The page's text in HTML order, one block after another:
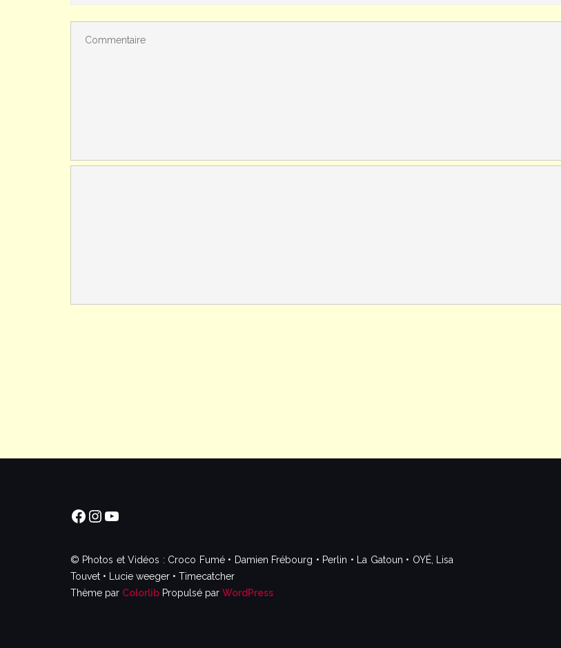
Facebook
Instagram
YouTube
© Photos et Vidéos : Croco Fumé • Damien Frébourg • Perlin • La Gatoun • OYÉ, Lisa
Touvet • Lucie weeger • Timecatcher
Thème par Colorlib Propulsé par WordPress